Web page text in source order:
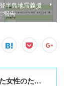
半島地震義援
報告
NYOGA＊がんを体験された女性のためのヨガ＊